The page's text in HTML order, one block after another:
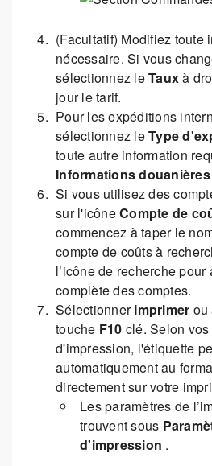
(Facultatif) Modifiez toute
nécessaire. Si vous
sélectionnez leTauxà
jour le tarif.
Pour les expéditions
sélectionnez leType
toute autre information
Informations douanières
Si vous utilisez des
sur l'icôneCompte de
commencez à taper le
compte de coûts à
l’icône de recherche
complète des comptes.
SélectionnerImprimer ou
touche F10 clé. Selon
d'impression, l'étiquette
automatiquement au
directement sur votre
Les paramètres de
trouvent sous
d'impression .